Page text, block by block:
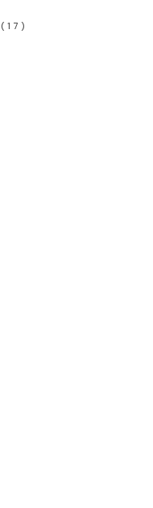
(17)